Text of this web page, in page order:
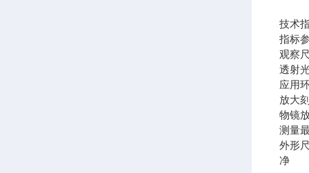
技术
指标
观察
透射
应用
放大
物镜
测量
外形
净